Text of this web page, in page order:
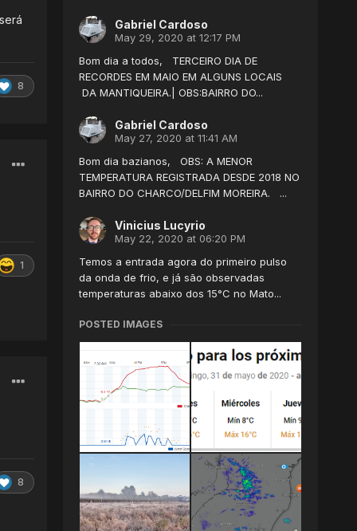
8
1
8
Gabriel Cardoso
May 29, 2020 at 12:17 PM
Bom dia a todos, TERCEIRO DIA DE
RECORDES EM MAIO EM ALGUNS LOCAIS
DA MANTIQUEIRA.| OBS:BAIRRO DO...
Gabriel Cardoso
May 27, 2020 at 11:41 AM
Bom dia bazianos, OBS: A MENOR
TEMPERATURA REGISTRADA DESDE 2018 NO
BAIRRO DO CHARCO/DELFIM MOREIRA. ...
Vinicius Lucyrio
May 22, 2020 at 06:20 PM
Temos a entrada agora do primeiro pulso
da onda de frio, e já são observadas
temperaturas abaixo dos 15°C no Mato...
POSTED IMAGES